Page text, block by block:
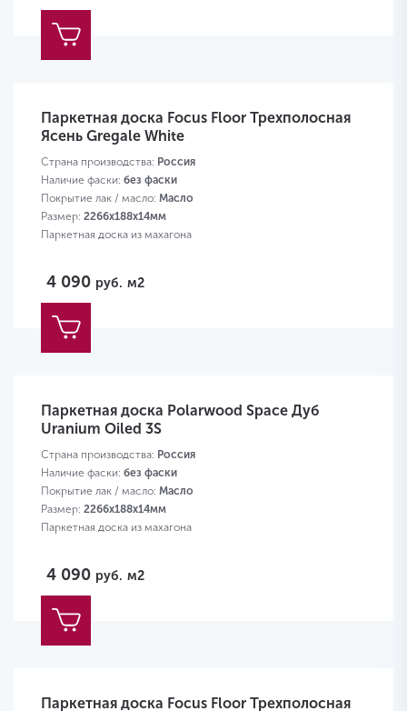
Паркетная доска Focus Floor Трехполосная
Ясень Gregale White
Страна производства: Россия
Наличие фаски: без фаски
Покрытие лак / масло: Масло
Размер: 2266х188х14мм
Паркетная доска из махагона
4 090 руб. м2
Паркетная доска Polarwood Space Дуб
Uranium Oiled 3S
Страна производства: Россия
Наличие фаски: без фаски
Покрытие лак / масло: Масло
Размер: 2266х188х14мм
Паркетная доска из махагона
4 090 руб. м2
Паркетная доска Focus Floor Трехполосная